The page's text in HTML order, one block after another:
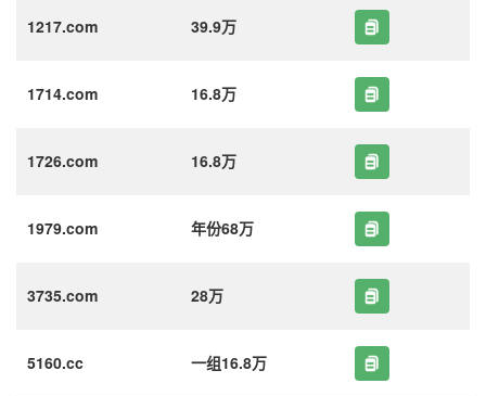
1217.com 39.9万
1714.com 16.8万
1726.com 16.8万
1979.com 年份68万
3735.com 28万
5160.cc 一组16.8万